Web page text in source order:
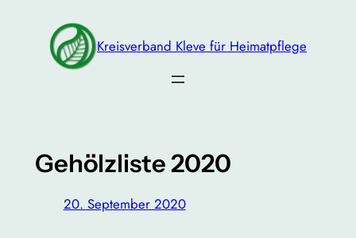
springen
Kreisverband Kleve für Heimatpflege
Gehölzliste 2020
20. September 2020